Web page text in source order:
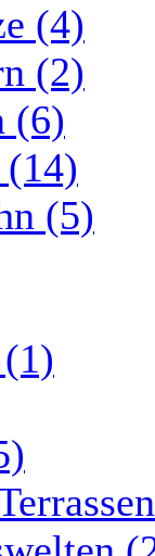
(4)
(2)
(6)
(14)
(5)